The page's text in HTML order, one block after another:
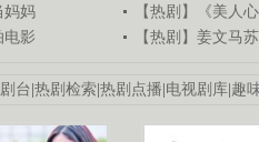
妈妈
【热剧】《美人
电影
【热剧】姜文马
台|热剧检索|热剧点播|电视剧库|趣